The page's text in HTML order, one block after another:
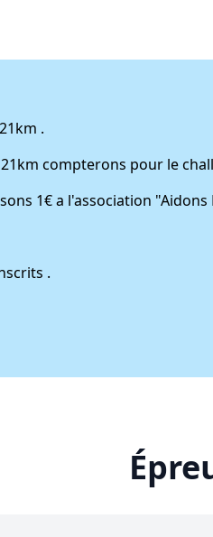
.
compterons pour le
1€ a l'association "Aidons
.